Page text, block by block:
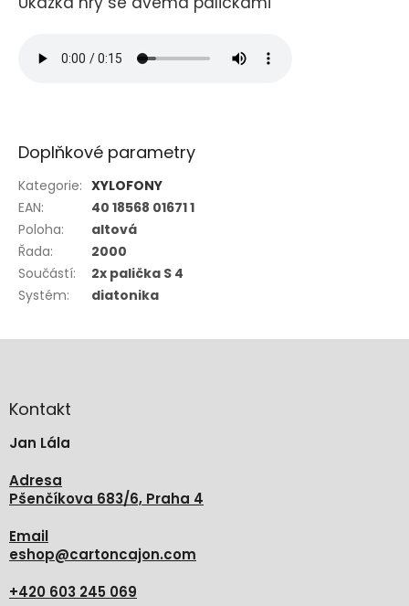
Doplňkové parametry
Kategorie: XYLOFONY
EAN:
40 18568 01671 1
Poloha:
altová
Řada:
2000
Součástí:
2x palička S 4
Systém: diatonika
aKontakt
Jan Lála
Adresa
Pšenčíkova 683/6, Praha 4
Email
eshop@cartoncajon.com
+420 603 245 069